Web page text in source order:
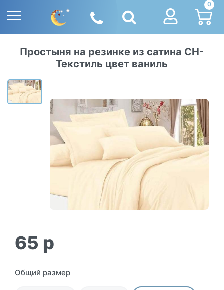
0
Простыня на резинке из сатина СН-
Текстиль цвет ваниль
65 p
Общий размер